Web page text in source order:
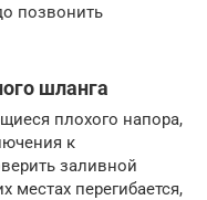
позвонить
шланга
плохого напора,
к
заливной
перегибается,